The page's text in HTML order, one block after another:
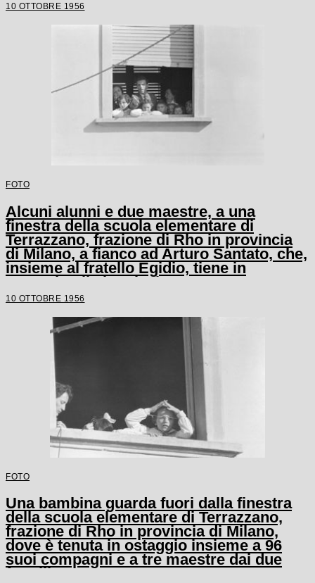
10 OTTOBRE 1956
FOTO
Alcuni alunni e due maestre, a una
finestra della scuola elementare di
Terrazzano, frazione di Rho in provincia
di Milano, a fianco ad Arturo Santato, che,
insieme al fratello Egidio, tiene in
ostaggio gli alunni e le maestre
10 OTTOBRE 1956
FOTO
Una bambina guarda fuori dalla finestra
della scuola elementare di Terrazzano,
frazione di Rho in provincia di Milano,
dove è tenuta in ostaggio insieme a 96
suoi compagni e a tre maestre dai due
fratelli Santato